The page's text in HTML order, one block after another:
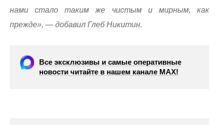
нами стало таким же чистым и мирным, как
прежде», — добавил Глеб Никитин.
Все эксклюзивы и самые оперативные
новости читайте в нашем канале МАХ!